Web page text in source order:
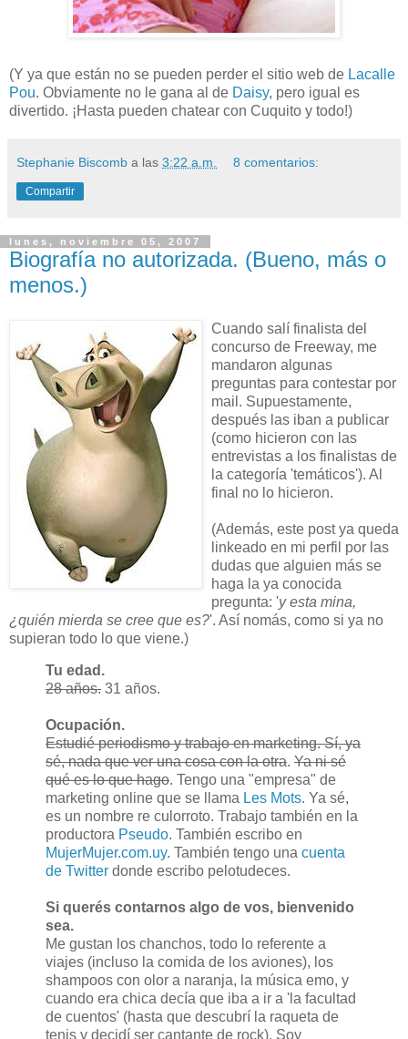
(Y ya que están no se pueden perder el sitio web de Lacalle
Pou. Obviamente no le gana al de Daisy, pero igual es
divertido. ¡Hasta pueden chatear con Cuquito y todo!)
Stephanie Biscomb a las 3:22 a.m. 8 comentarios:
Compartir
lunes, noviembre 05, 2007
Biografía no autorizada. (Bueno, más o
menos.)
Cuando salí finalista del
concurso de Freeway, me
mandaron algunas
preguntas para contestar por
mail. Supuestamente,
después las iban a publicar
(como hicieron con las
entrevistas a los finalistas de
la categoría 'temáticos'). Al
final no lo hicieron.
(Además, este post ya queda
linkeado en mi perfil por las
dudas que alguien más se
haga la ya conocida
pregunta: 'y esta mina,
¿quién mierda se cree que es?'. Así nomás, como si ya no
supieran todo lo que viene.)
Tu edad.
28 años. 31 años.
Ocupación.
Estudié periodismo y trabajo en marketing. Sí, ya
sé, nada que ver una cosa con la otra. Ya ni sé
qué es lo que hago. Tengo una "empresa" de
marketing online que se llama Les Mots. Ya sé,
es un nombre re culorroto. Trabajo también en la
productora Pseudo. También escribo en
MujerMujer.com.uy. También tengo una cuenta
de Twitter donde escribo pelotudeces.
Si querés contarnos algo de vos, bienvenido
sea.
Me gustan los chanchos, todo lo referente a
viajes (incluso la comida de los aviones), los
shampoos con olor a naranja, la música emo, y
cuando era chica decía que iba a ir a 'la facultad
de cuentos' (hasta que descubrí la raqueta de
tenis y decidí ser cantante de rock). Soy